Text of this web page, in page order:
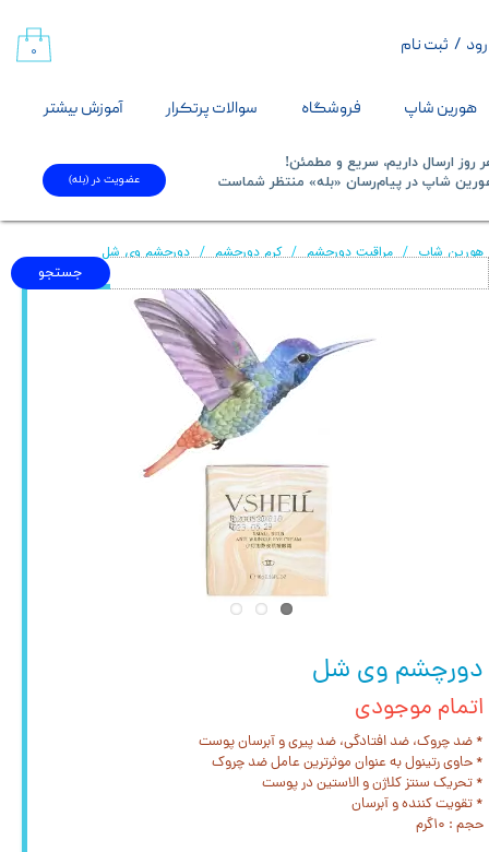
هورین شاپ فروشگاه سوالات پرتکرار آموزش بیشتر
/ ثبت نام
حساب کاربری من
تغییر گذر واژه
خروج از حساب کاربری
۰
جستجو
روز ارسال داریم، سریع و مطمئن!
شاپ در پیام‌رسان «بله» منتظر شماست​​​​​​​
عضویت در (بله)
هورین شاپ مراقبت دورچشم کرم دورچشم دورچشم وی شل
دورچشم وی شل
اتمام موجودی
* ضد چروک، ضد افتادگی، ضد پیری و آبرسان پوست
* حاوی رتینول به عنوان موثرترین عامل ضد چروک
* تحریک سنتز کلاژن و الاستین در پوست
* تقویت کننده و آبرسان
حجم : ۱۰گرم